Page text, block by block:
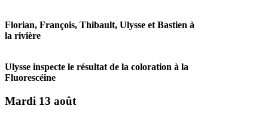
Florian, François, Thibault, Ulysse et Bastien à
la rivière
Ulysse inspecte le résultat de la coloration à la
Fluorescéine
Mardi 13 août